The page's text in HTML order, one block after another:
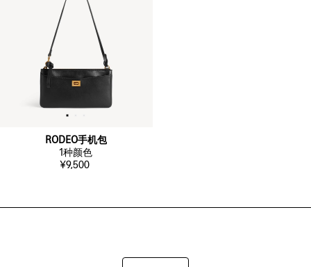
RODEO手机包
1种颜色
¥9,500